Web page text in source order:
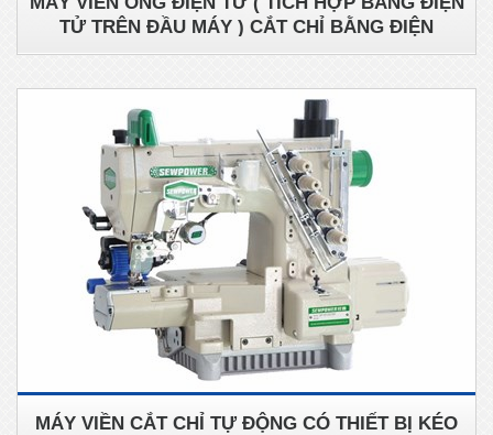
TỬ TRÊN ĐẦU MÁY ) CẮT CHỈ BẰNG ĐIỆN
SEWPOWER SP-787-CB356/EST/DS
MÁY VIỀN CẮT CHỈ TỰ ĐỘNG CÓ THIẾT BỊ KÉO